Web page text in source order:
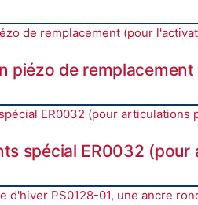
piézo de remplacement
spécial ER0032